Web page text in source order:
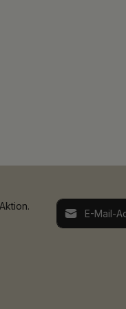
E-Mail-Adresse*